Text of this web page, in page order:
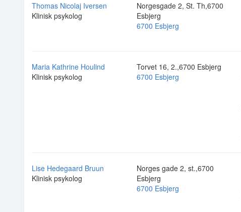
Thomas Nicolaj Iversen
Klinisk psykolog
Norgesgade 2, St. Th,6700
Esbjerg
6700 Esbjerg
Maria Kathrine Houlind
Klinisk psykolog
Torvet 16, 2.,6700 Esbjerg
6700 Esbjerg
Lise Hedegaard Bruun
Klinisk psykolog
Norges gade 2, st.,6700
Esbjerg
6700 Esbjerg